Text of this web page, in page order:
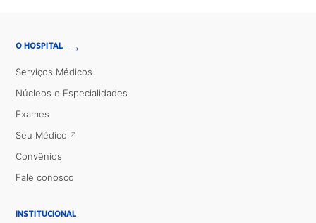
O HOSPITAL →
Serviços Médicos
Núcleos e Especialidades
Exames
Seu Médico
Convênios
Fale conosco
INSTITUCIONAL